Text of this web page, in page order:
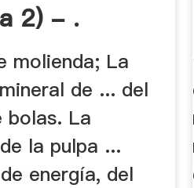
2) - .
molienda; La
de ... del
bolas. La
la pulpa ...
energía, del